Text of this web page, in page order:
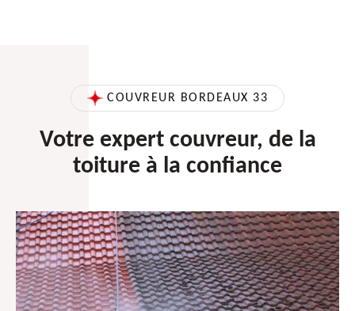
COUVREUR BORDEAUX 33
Votre expert couvreur, de la
toiture à la confiance